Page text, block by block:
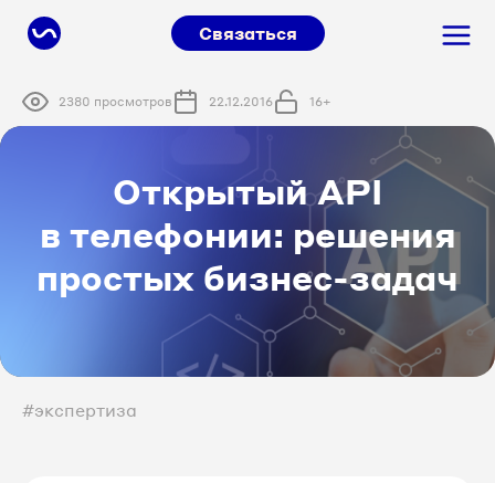
Связаться
2380 просмотров 22.12.2016 16+
Открытый API
в телефонии: решения
простых бизнес-задач
#экспертиза